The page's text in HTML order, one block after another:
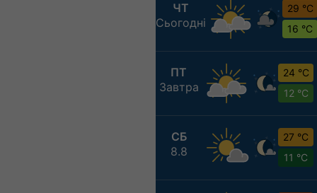
ЧТ
Сьогодні
29 °C
16 °C
ПТ
Завтра
24 °C
12 °C
СБ
8.8
27 °C
11 °C